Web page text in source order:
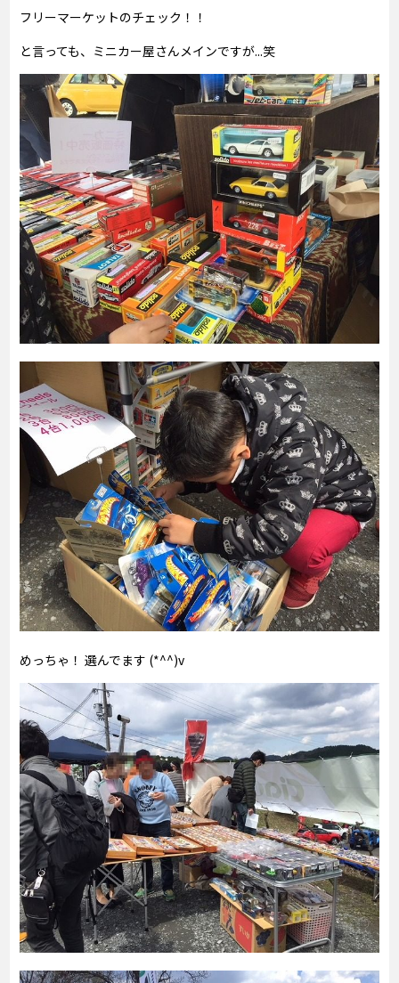
フリーマーケットのチェック！！
と言っても、ミニカー屋さんメインですが...笑
めっちゃ！ 選んでます (*^^)v